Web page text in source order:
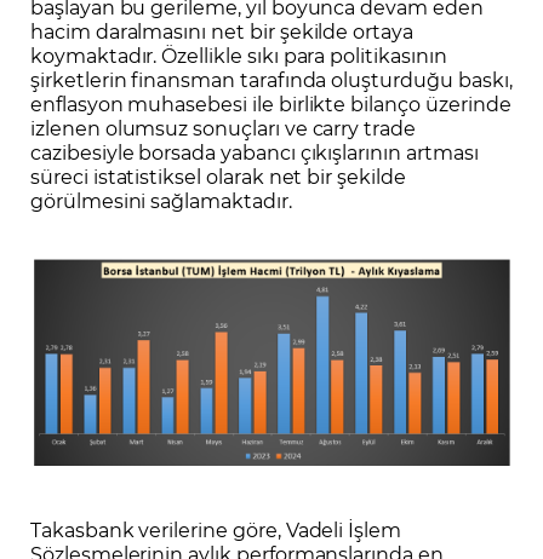
başlayan bu gerileme, yıl boyunca devam eden
hacim daralmasını net bir şekilde ortaya
koymaktadır. Özellikle sıkı para politikasının
şirketlerin finansman tarafında oluşturduğu baskı,
enflasyon muhasebesi ile birlikte bilanço üzerinde
izlenen olumsuz sonuçları ve carry trade
cazibesiyle borsada yabancı çıkışlarının artması
süreci istatistiksel olarak net bir şekilde
görülmesini sağlamaktadır.
Takasbank verilerine göre, Vadeli İşlem
Sözleşmelerinin aylık performanslarında en